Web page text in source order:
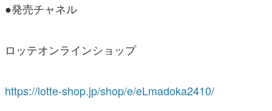
●発売チャネル
ロッテオンラインショップ
https://lotte-shop.jp/shop/e/eLmadoka2410/